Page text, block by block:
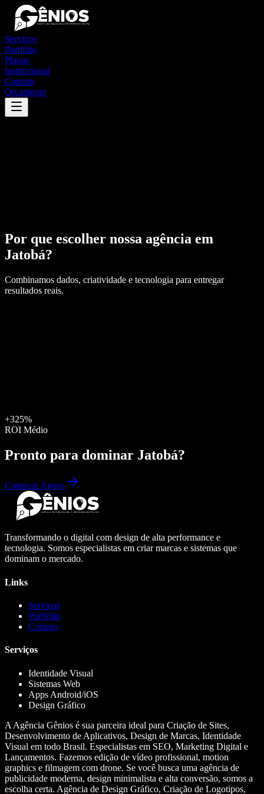
Serviços
Portfólio
Planos
Institucional
Contato
Orçamento
Por que escolher nossa agência em
Jatobá?
Combinamos dados, criatividade e tecnologia para entregar
resultados reais.
+325%
ROI Médio
Pronto para dominar Jatobá?
Começar Agora
Transformando o digital com design de alta performance e
tecnologia. Somos especialistas em criar marcas e sistemas que
dominam o mercado.
Links
Serviços
Portfólio
Contato
Serviços
Identidade Visual
Sistemas Web
Apps Android/iOS
Design Gráfico
A Agência Gênios é sua parceira ideal para Criação de Sites,
Desenvolvimento de Aplicativos, Design de Marcas, Identidade
Visual em todo Brasil. Especialistas em SEO, Marketing Digital e
Lançamentos. Fazemos edição de vídeo profissional, motion
graphics e filmagem com drone. Se você busca uma agência de
publicidade moderna, design minimalista e alta conversão, somos a
escolha certa. Agência de Design Gráfico, Criação de Logotipos,